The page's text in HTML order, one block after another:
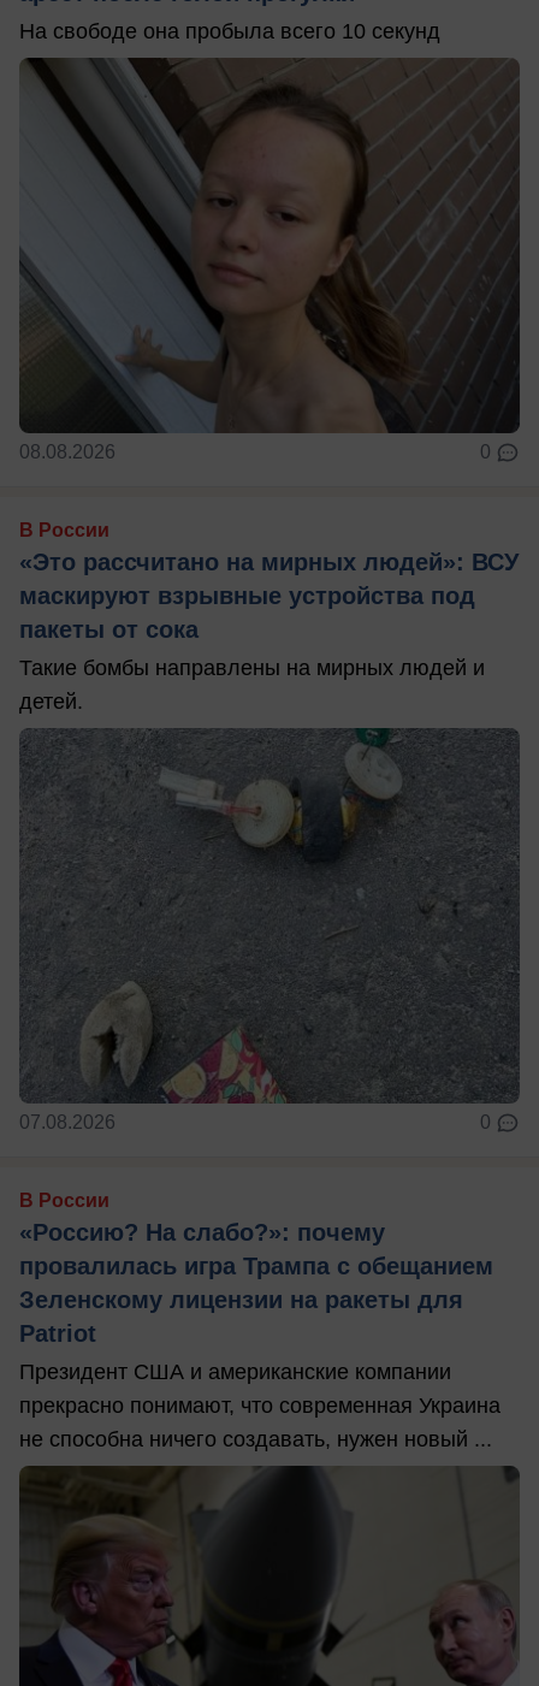
На свободе она пробыла всего 10 секунд
08.08.2026 0
В России
«Это рассчитано на мирных людей»: ВСУ
маскируют взрывные устройства под
пакеты от сока
Такие бомбы направлены на мирных людей и
детей.
07.08.2026 0
В России
«Россию? На слабо?»: почему
провалилась игра Трампа с обещанием
Зеленскому лицензии на ракеты для
Patriot
Президент США и американские компании
прекрасно понимают, что современная Украина
не способна ничего создавать, нужен новый ...